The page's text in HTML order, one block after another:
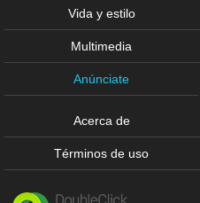
Vida y estilo
Multimedia
Anúnciate
Acerca de
Términos de uso